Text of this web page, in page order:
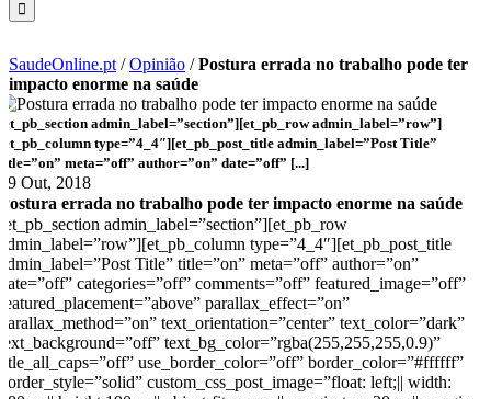
SaudeOnline.pt /Opinião /Postura errada no trabalho pode ter
impacto enorme na saúde
[et_pb_section admin_label=”section”][et_pb_row admin_label=”row”]
[et_pb_column type=”4_4″][et_pb_post_title admin_label=”Post Title”
title=”on” meta=”off” author=”on” date=”off” [...]
19 Out, 2018
Postura errada no trabalho pode ter impacto enorme na saúde
[et_pb_section admin_label=”section”][et_pb_row
admin_label=”row”][et_pb_column type=”4_4″][et_pb_post_title
admin_label=”Post Title” title=”on” meta=”off” author=”on”
date=”off” categories=”off” comments=”off” featured_image=”off”
featured_placement=”above” parallax_effect=”on”
parallax_method=”on” text_orientation=”center” text_color=”dark”
text_background=”off” text_bg_color=”rgba(255,255,255,0.9)”
title_all_caps=”off” use_border_color=”off” border_color=”#ffffff”
border_style=”solid” custom_css_post_image=”float: left;|| width: